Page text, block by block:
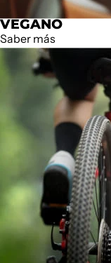
VEGANO
Saber más